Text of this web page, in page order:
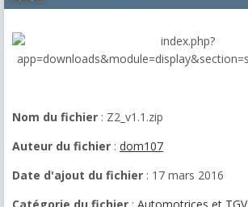
Nom du fichier : Z2_v1.1.zip
Auteur du fichier : dom107
Date d'ajout du fichier : 17 mars 2016
Catégorie du fichier : Automotrices et TGV